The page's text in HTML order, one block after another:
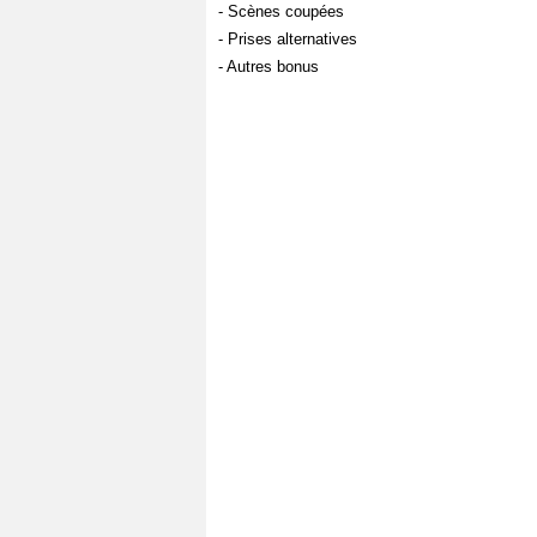
- Scènes coupées
- Prises alternatives
- Autres bonus